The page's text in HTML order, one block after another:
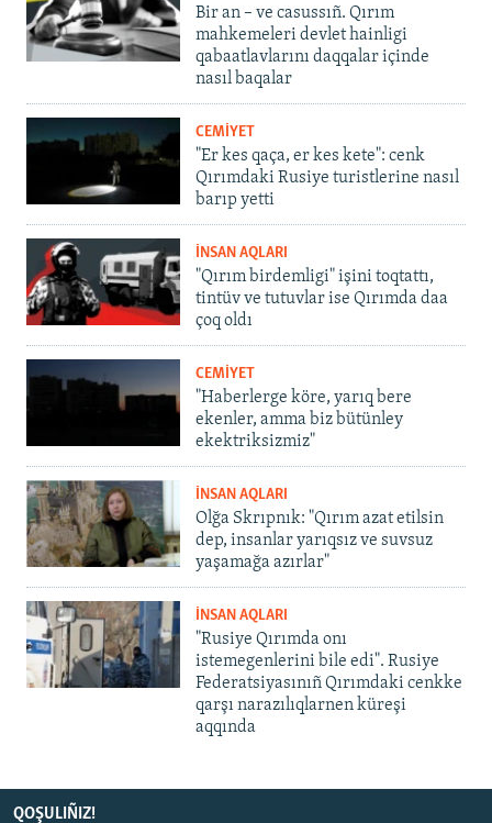
Bir an – ve casussıñ. Qırım
mahkemeleri devlet hainligi
qabaatlavlarını daqqalar içinde
nasıl baqalar
CEMİYET
"Er kes qaça, er kes kete": cenk
Qırımdaki Rusiye turistlerine nasıl
barıp yetti
İNSAN AQLARI
"Qırım birdemligi" işini toqtattı,
tintüv ve tutuvlar ise Qırımda daa
çoq oldı
CEMİYET
"Haberlerge köre, yarıq bere
ekenler, amma biz bütünley
ekektriksizmiz"
İNSAN AQLARI
Olğa Skrıpnık: "Qırım azat etilsin
dep, insanlar yarıqsız ve suvsuz
yaşamağa azırlar"
İNSAN AQLARI
"Rusiye Qırımda onı
istemegenlerini bile edi". Rusiye
Federatsiyasınıñ Qırımdaki cenkke
qarşı narazılıqlarnen küreşi
aqqında
QOŞULIÑIZ!